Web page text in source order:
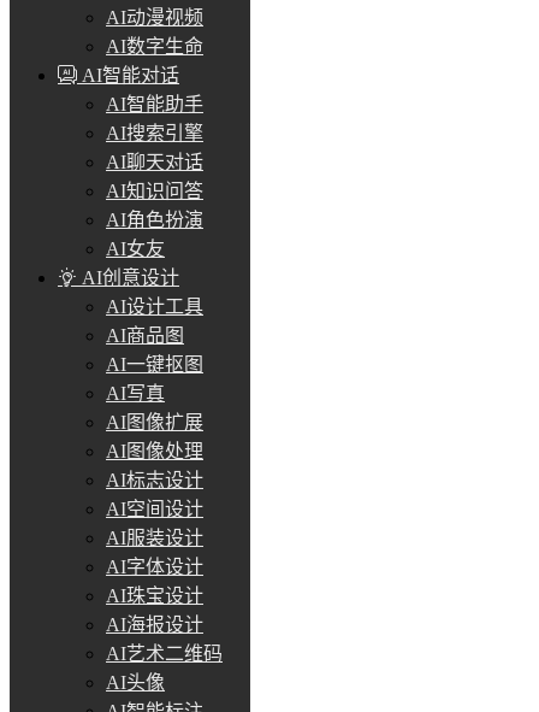
AI动漫视频
AI数字生命
AI智能对话
AI智能助手
AI搜索引擎
AI聊天对话
AI知识问答
AI角色扮演
AI女友
AI创意设计
AI设计工具
AI商品图
AI一键抠图
AI写真
AI图像扩展
AI图像处理
AI标志设计
AI空间设计
AI服装设计
AI字体设计
AI珠宝设计
AI海报设计
AI艺术二维码
AI头像